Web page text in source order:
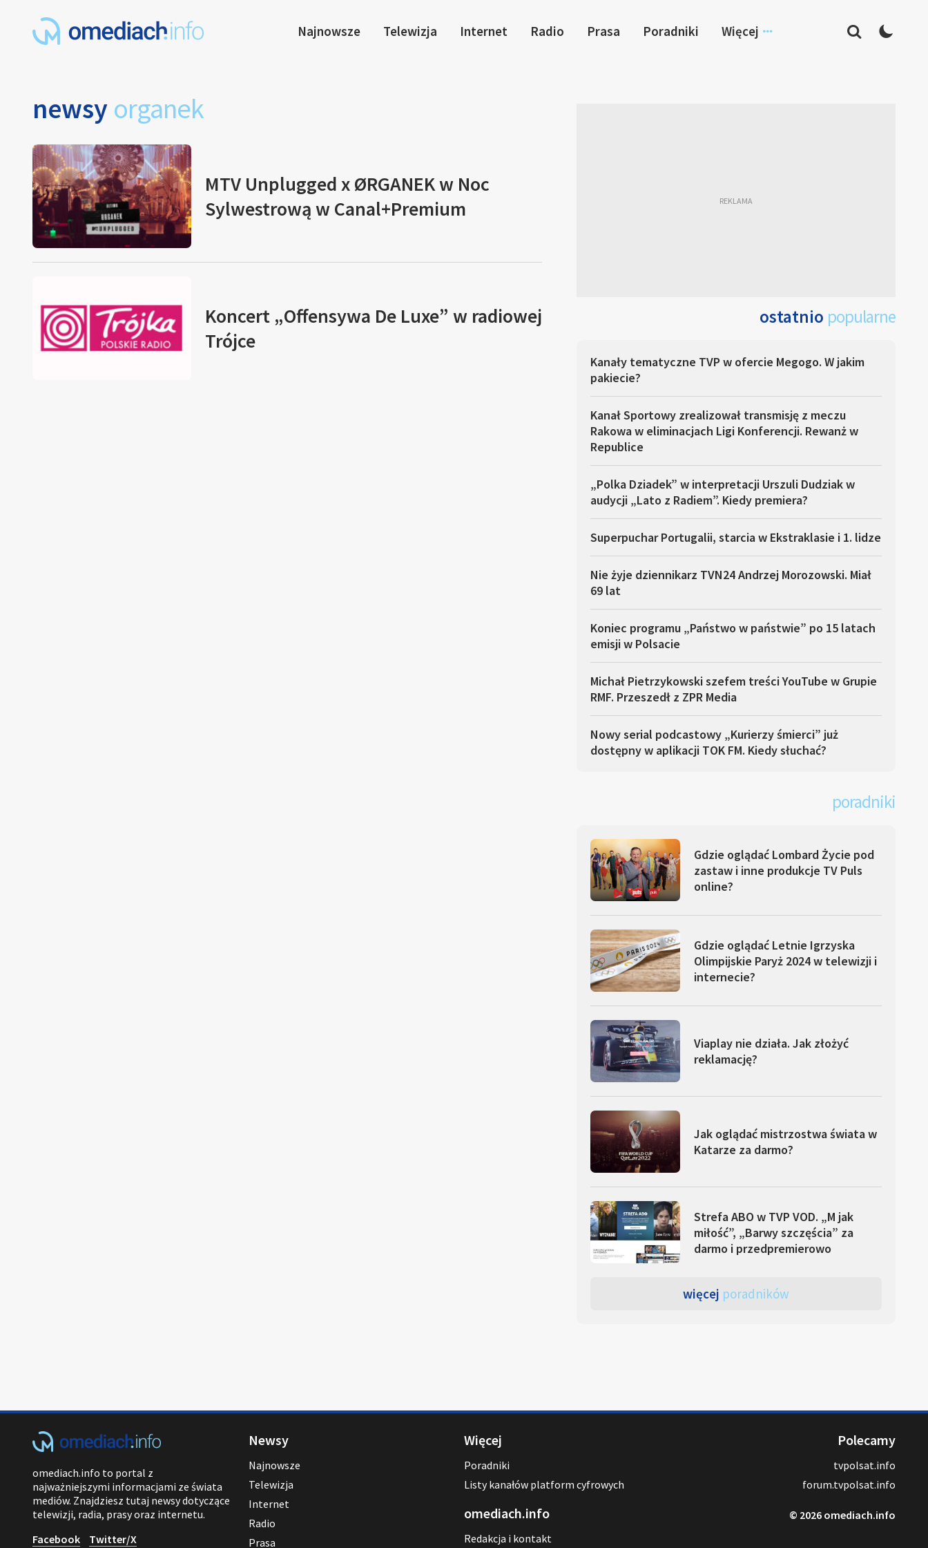
Najnowsze Telewizja Internet Radio Prasa Poradniki Więcej
newsy organek
MTV Unplugged x ØRGANEK w Noc
Sylwestrową w Canal+Premium
Koncert „Offensywa De Luxe” w radiowej
Trójce
ostatnio popularne
Kanały tematyczne TVP w ofercie Megogo. W jakim
pakiecie?
Kanał Sportowy zrealizował transmisję z meczu
Rakowa w eliminacjach Ligi Konferencji. Rewanż w
Republice
„Polka Dziadek” w interpretacji Urszuli Dudziak w
audycji „Lato z Radiem”. Kiedy premiera?
Superpuchar Portugalii, starcia w Ekstraklasie i 1. lidze
Nie żyje dziennikarz TVN24 Andrzej Morozowski. Miał
69 lat
Koniec programu „Państwo w państwie” po 15 latach
emisji w Polsacie
Michał Pietrzykowski szefem treści YouTube w Grupie
RMF. Przeszedł z ZPR Media
Nowy serial podcastowy „Kurierzy śmierci” już
dostępny w aplikacji TOK FM. Kiedy słuchać?
poradniki
Gdzie oglądać Lombard Życie pod
zastaw i inne produkcje TV Puls
online?
Gdzie oglądać Letnie Igrzyska
Olimpijskie Paryż 2024 w telewizji i
internecie?
Viaplay nie działa. Jak złożyć
reklamację?
Jak oglądać mistrzostwa świata w
Katarze za darmo?
Strefa ABO w TVP VOD. „M jak
miłość”, „Barwy szczęścia” za
darmo i przedpremierowo
więcej poradników
omediach.info to portal z
najważniejszymi informacjami ze świata
mediów. Znajdziesz tutaj newsy dotyczące
telewizji, radia, prasy oraz internetu.
Facebook
Twitter/X
Newsy
Najnowsze
Telewizja
Internet
Radio
Prasa
Więcej
Poradniki
Listy kanałów platform cyfrowych
omediach.info
Redakcja i kontakt
Polecamy
tvpolsat.info
forum.tvpolsat.info
© 2026 omediach.info